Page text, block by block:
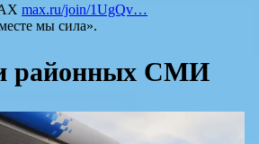
max.ru/join/1UgQv…
мы сила».